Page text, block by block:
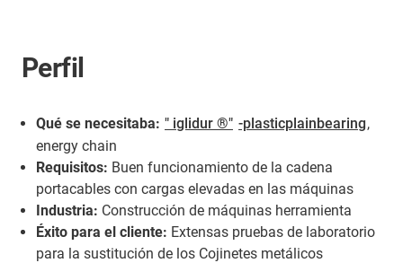
Perfil
Qué se necesitaba: " iglidur ®" -plasticplainbearing,
energy chain
Requisitos: Buen funcionamiento de la cadena
portacables con cargas elevadas en las máquinas
Industria: Construcción de máquinas herramienta
Éxito para el cliente: Extensas pruebas de laboratorio
para la sustitución de los Cojinetes metálicos